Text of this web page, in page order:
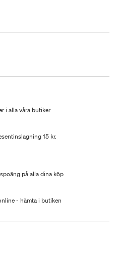
i alla våra butiker
15 kr.
på alla dina köp
- hämta i butiken